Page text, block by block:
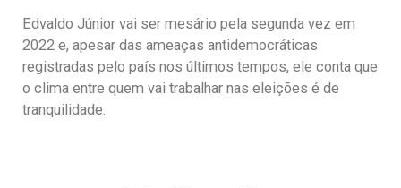
Edvaldo Júnior vai ser mesário pela segunda vez em
2022 e, apesar das ameaças antidemocráticas
registradas pelo país nos últimos tempos, ele conta que
o clima entre quem vai trabalhar nas eleições é de
tranquilidade.